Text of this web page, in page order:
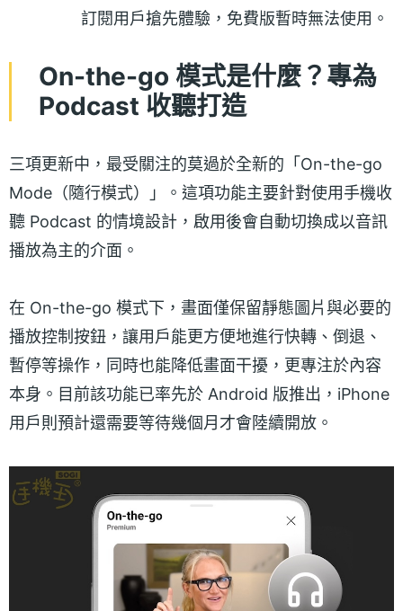
訂閱用戶搶先體驗，免費版暫時無法使用。
On-the-go 模式是什麼？專為
Podcast 收聽打造
三項更新中，最受關注的莫過於全新的「On-the-go
Mode（隨行模式）」。這項功能主要針對使用手機收
聽 Podcast 的情境設計，啟用後會自動切換成以音訊
播放為主的介面。
在 On-the-go 模式下，畫面僅保留靜態圖片與必要的
播放控制按鈕，讓用戶能更方便地進行快轉、倒退、
暫停等操作，同時也能降低畫面干擾，更專注於內容
本身。目前該功能已率先於 Android 版推出，iPhone
用戶則預計還需要等待幾個月才會陸續開放。